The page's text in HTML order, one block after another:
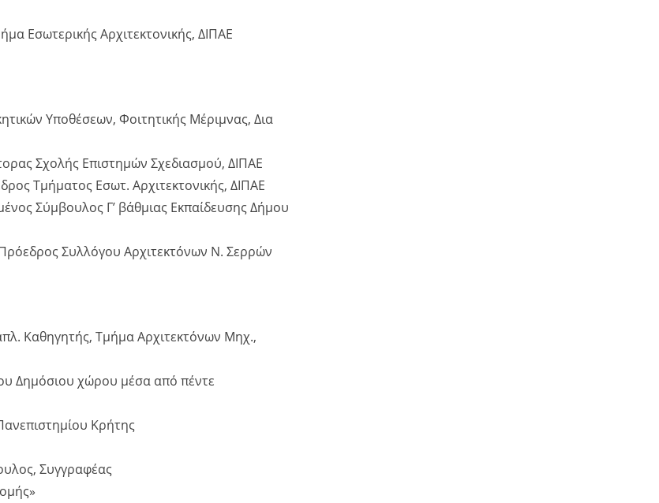
Εσωτερικής Αρχιτεκτονικής, ΔΙΠΑΕ
Υποθέσεων, Φοιτητικής Μέριμνας, Δια
Σχολής Επιστημών Σχεδιασμού, ΔΙΠΑΕ
Τμήματος Εσωτ. Αρχιτεκτονικής, ΔΙΠΑΕ
Σύμβουλος Γ’ βάθμιας Εκπαίδευσης Δήμου
Συλλόγου Αρχιτεκτόνων Ν. Σερρών
Καθηγητής, Τμήμα Αρχιτεκτόνων Μηχ.,
Δημόσιου χώρου μέσα από πέντε
Κρήτης
Συγγραφέας